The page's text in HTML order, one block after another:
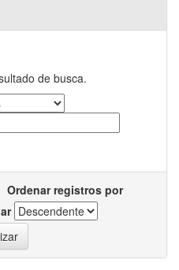
de busca.
Ordenar registros por